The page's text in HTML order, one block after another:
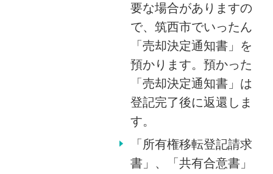
要な場合がありますの
で、筑西市でいったん
「売却決定通知書」を
預かります。預かった
「売却決定通知書」は
登記完了後に返還しま
す。
「所有権移転登記請求
書」、「共有合意書」